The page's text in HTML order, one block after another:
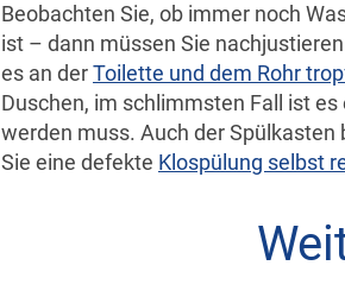
Beobachten Sie, ob immer noch
ist – dann müssen Sie
es an derToilette und dem Rohr
Duschen, im schlimmsten Fall ist
werden muss. Auch der Spülkasten
Sie eine defekte Klospülung selbst